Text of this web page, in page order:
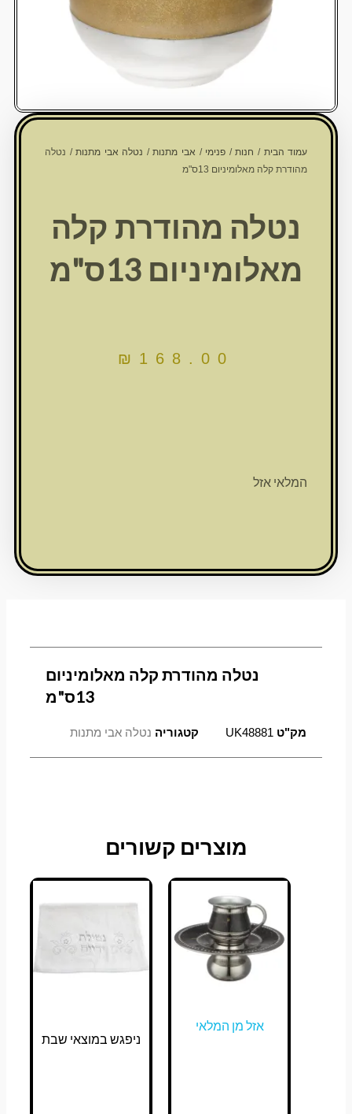
עמוד הבית/חנות/פנימי/אבי מתנות/נטלה אבי מתנות/ נטלה
מהודרת קלה מאלומיניום 13ס"מ
נטלה מהודרת קלה
מאלומיניום 13ס"מ
₪ 168.00
המלאי אזל
נטלה מהודרת קלה מאלומיניום
13ס"מ
מק"טUK48881 קטגוריה נטלה אבי מתנות
מוצרים קשורים
אזל מן המלאי
ניפגש במוצאי שבת